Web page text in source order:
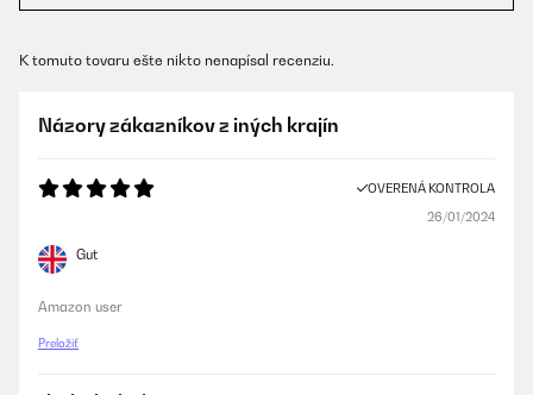
K tomuto tovaru ešte nikto nenapísal recenziu.
Názory zákazníkov z iných krajín
OVERENÁ KONTROLA
26/01/2024
Gut
Amazon user
Preložiť